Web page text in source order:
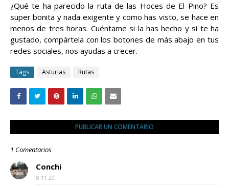
¿Qué te ha parecido la ruta de las Hoces de El Pino? Es
super bonita y nada exigente y como has visto, se hace en
menos de tres horas. Cuéntame si la has hecho y si te ha
gustado, compártela con los botones de más abajo en tus
redes sociales, nos ayudas a crecer.
Tags Asturias Rutas
PUBLICAR UN COMENTARIO
1 Comentarios
Conchi
8.11.20